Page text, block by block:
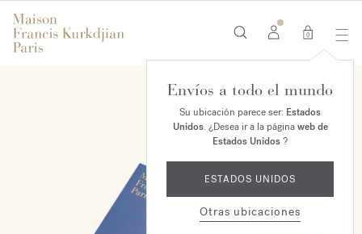
0
Envíos a todo el mundo
Su ubicación parece ser: Estados
Unidos. ¿Desea ir a la páginaweb de
Estados Unidos?
ESTADOS UNIDOS
Otras ubicaciones